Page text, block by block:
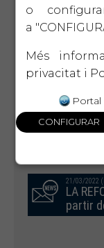
20/06/2022
BASES
2022
04/04/2022
Model
21/03/2022
LA
partir
o
a
Més
privacitat i
Portal